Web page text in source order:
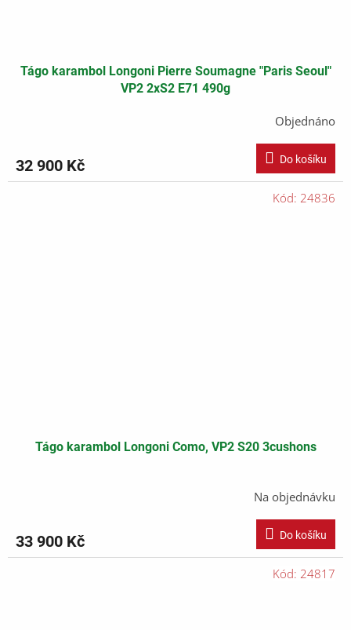
Tágo karambol Longoni Pierre Soumagne "Paris Seoul"
VP2 2xS2 E71 490g
Objednáno
32 900 Kč Do košíku
Tágo karambol Longoni Como, VP2 S20 3cushons
Na objednávku
33 900 Kč Do košíku
Kód: 24836
Kód: 24817